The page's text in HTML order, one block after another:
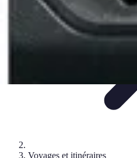
Voyages et itinéraires